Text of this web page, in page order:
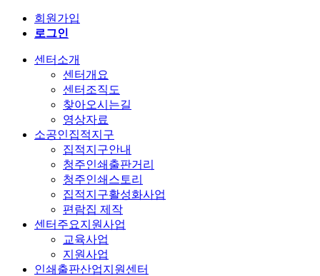
회원가입
로그인
센터소개
센터개요
센터조직도
찾아오시는길
영상자료
소공인집적지구
집적지구안내
청주인쇄출판거리
청주인쇄스토리
집적지구활성화사업
편람집 제작
센터주요지원사업
교육사업
지원사업
인쇄출판산업지원센터